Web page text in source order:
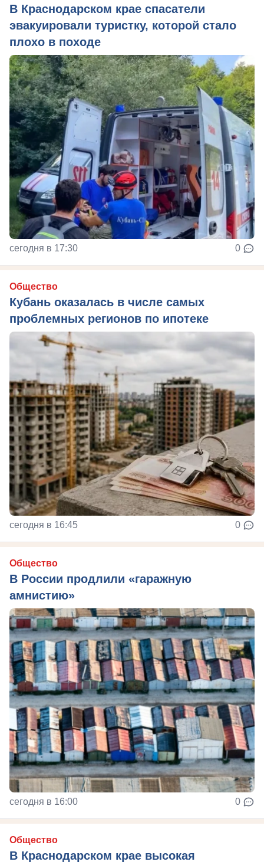
В Краснодарском крае спасатели
эвакуировали туристку, которой стало
плохо в походе
сегодня в 17:30 0
Общество
Кубань оказалась в числе самых
проблемных регионов по ипотеке
сегодня в 16:45 0
Общество
В России продлили «гаражную
амнистию»
сегодня в 16:00 0
Общество
В Краснодарском крае высокая